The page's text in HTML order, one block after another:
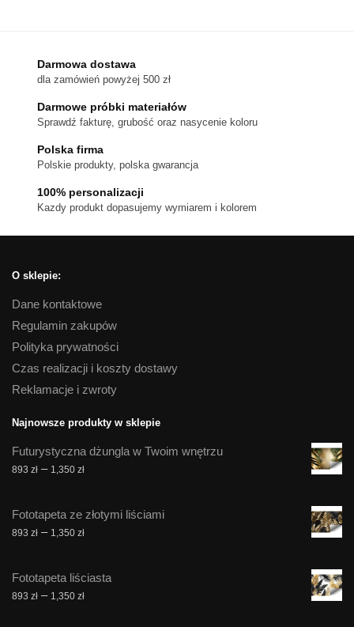
można
wybrać
na
produktu
Darmowa dostawa
dla zamówień powyżej 500 zł
Darmowe próbki materiałów
Sprawdź fakturę, grubość oraz nasycenie koloru
Polska firma
Polskie produkty, polska gwarancja
100% personalizacji
Kazdy produkt dopasujemy wymiarem i kolorem
O sklepie:
Dane kontaktowe
Regulamin zakupów
Polityka prywatności
Czas realizacji i koszty dostawy
Reklamacje i zwroty
Najnowsze produkty w sklepie
Futurystyczna dżungla w Twoim wnętrzu
893 zł – 1,350 złZakres
893 zł
do
Fototapeta ze złotymi liściami
893 zł – 1,350 złZakres
893 zł
do
Fototapeta liściasta
893 zł – 1,350 złZakres